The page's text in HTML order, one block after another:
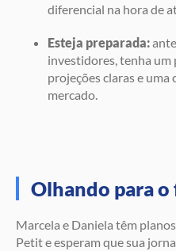
diferencial na hora de
Esteja preparada:
investidores, tenha um
projeções claras e
mercado.
Olhando para
Marcela e Daniela têm
Petit e esperam que sua